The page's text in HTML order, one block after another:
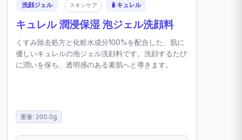
洗顔ジェル スキンケア 🧴 キュレル
キュレル 潤浸保湿 泡ジェル洗顔料
くすみ除去処方と化粧水成分100%を配合した、肌に
優しいキュレルの泡ジェル洗顔料です。洗顔するたび
に潤いを保ち、透明感のある素肌へと導きます。
重量: 200.0g